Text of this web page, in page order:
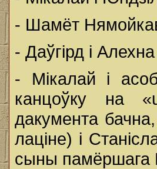
- Шамёт
- Даўгірд і
- Мікалай і
канцоўку на
дакумента
лаціне) і
сыны памёршага